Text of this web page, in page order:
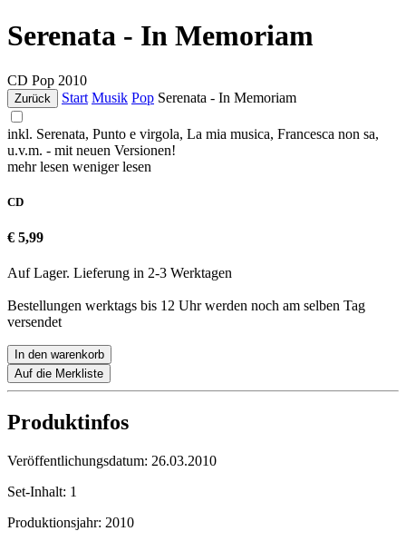
Serenata - In Memoriam
CD Pop 2010
Zurück Start Musik Pop Serenata - In Memoriam
inkl. Serenata, Punto e virgola, La mia musica, Francesca non sa,
u.v.m. - mit neuen Versionen!
mehr lesen weniger lesen
CD
€ 5,99
Auf Lager. Lieferung in 2-3 Werktagen
Bestellungen werktags bis 12 Uhr werden noch am selben Tag
versendet
In den warenkorb
Auf die Merkliste
Produktinfos
Veröffentlichungsdatum: 26.03.2010
Set-Inhalt: 1
Produktionsjahr: 2010